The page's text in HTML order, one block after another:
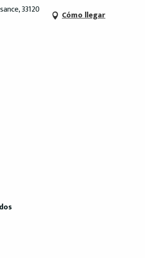
33120
Cómo llegar